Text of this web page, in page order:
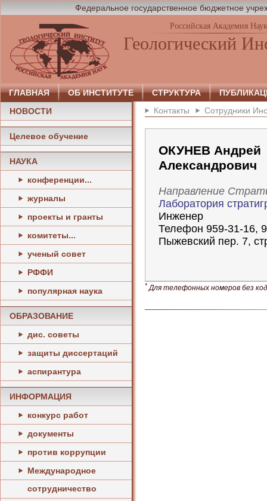
Федеральное государственное бюджетное
Российская Академия Наук
Геологический
ГЛАВНАЯ ОБ ИНСТИТУТЕ СТРУКТУРА
НОВОСТИ
Целевое обучение
НАУКА
конференции...
журналы
проекты и гранты
комитеты...
ученый совет
РФФИ
популярная наука
ОБРАЗОВАНИЕ
дис. советы
защиты диссертаций
аспирантура
ИНФОРМАЦИЯ
конкурс работ
документы
против коррупции
Международное
сотрудничество
Контакты Сотрудники
ОКУНЕВ Андрей
Александрович
Направление
Лаборатория
Инженер
Телефон 959-31-16,
Пыжевский пер. 7,
*Для телефонных номеров без